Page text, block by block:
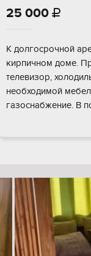
25 000 
К долгосрочной
кирпичном доме.
телевизор,
необходимой
газоснабжение. В